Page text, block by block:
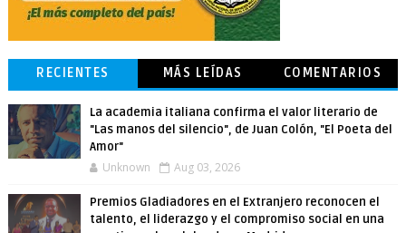
RECIENTES MÁS LEÍDAS COMENTARIOS
La academia italiana confirma el valor literario de
"Las manos del silencio", de Juan Colón, "El Poeta del
Amor"
Unknown Aug 03, 2026
Premios Gladiadores en el Extranjero reconocen el
talento, el liderazgo y el compromiso social en una